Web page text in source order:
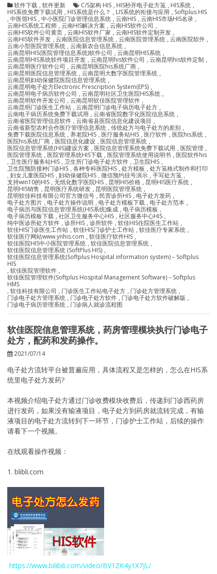
软件下载 , 软件更新 C/S架构 HIS , HIS秒开电子处方笺 , HIS系统 ,
HIS系统免费下载试用 , HIS系统是什么？ , LIS系统的衔接与应用 , Softplus HIS
, 中医馆HIS , 中小医院门诊管理信息系统 , 云南HIS , 云南HIS市场HIS名录 ,
云南HIS系统工程师 , 云南HIS解决方案 , 云南HIS软件公司 ,
云南HIS软件公司黄页 , 云南HIS软件厂家 , 云南HIS软件定制开发 ,
云南HIS软件开发 , 云南医院信息管理系统 , 云南医院管理系统 , 云南医院软件 ,
云南小型医院管理系统 , 云南新农合信息系统 ,
云南昆明HIS(医院管理信息系统)软件公司 , 云南昆明HIS系统 ,
云南昆明HIS系统软件项目开发 , 云南昆明his软件公司 , 云南昆明his软件定制 ,
云南昆明医疗软件公司 , 云南昆明医院his系统厂商 ,
云南昆明医院信息管理系统 , 云南昆明大数字医院管理系统 ,
云南昆明妇幼保健院医院信息管理系统 ,
云南昆明电子处方Electronic Prescription System(EPS) ,
云南昆明电子病历软件公司 , 云南昆明社区卫生医院HIS系统 ,
云南昆明软件开发公司 , 云南昆明软佳医院管理软件 ,
云南昆明门诊医生工作站 , 云南昆明门诊电子病历电子处方 ,
云南电子病历系统免费下载试用 , 云南省医院数字化医院信息系统 ,
云南省医院管理信息软件 , 云南省县医院信息化建设项目 ,
云南省新型农村合作医疗管理信息系统 , 传统处方与电子处方的差别 ,
免费下载医院信息系统 , 养老院HIS , 医疗服务站HIS , 医疗软件 , 医院his系统 ,
医院his系统厂商 , 医院信息化建设 , 医院信息管理系统 ,
医院信息管理系统(HIS)建设方案 , 医院信息管理系统免费下载试用 , 医院管理 ,
医院管理系统 , 医院管理系统HIS下载 , 医院管理系统使用说明书 , 医院软件his
, 卫生医疗服务站HIS , 卫生所门诊电子处方软件 , 卫生院HIS ,
卫生院预防接种门诊HIS , 各种专科医院HIS , 处方模板 , 处方笺格式制作和打印
, 妇女儿童医院HIS , 妇幼保健院HIS , 微信预约挂号演示 , 手写处方笺 ,
支持win10的HIS , 无纸化数字医院HIS , 昆明HIS价格 , 昆明HIS医疗系统 ,
昆明HIS销售 , 昆明医疗系统研发 , 昆明医院管理系统 ,
昆明软佳科技有限公司官方微信号 , 民营诊所HIS , 电子处方发药 ,
电子处方图片 , 电子处方操作说明 , 电子处方模板下载 , 电子处方范本 ,
电子病历与医院信息管理系统(HIS系统)集成 , 电子病历模板 ,
电子病历模板下载 , 社区卫生服务中心HIS , 社区服务中心HIS ,
纯中医诊所处方软件 , 诊所HIS , 诊所软件 , 软佳HIS住院医生工作站 ,
软佳HIS门诊医生工作站 , 软佳HIS门诊护士工作站 , 软佳医疗专家系统 ,
软佳医疗网站www.ynhis.com , 软佳医疗软件HIS ,
软佳医院HIS中小医院管理系统 , 软佳医院信息管理系统 ,
软佳医院信息管理系统 (SoftPlus HIS) ,
软佳医院信息管理系统(Softplus Hospital information system) – Softplus
HIS
, 软佳医院管理软件 ,
软佳医院管理软件(Softplus Hospital Management Software) – Softplus
HMS
, 软佳科技有限公司 , 门诊医生工作站电子处方 , 门诊处方管理系统 ,
门诊电子处方管理系统 , 门诊电子处方软件 , 门诊电子处方软件破解版 ,
门诊电子病历管理系统 , 门诊病人就诊流程图
软佳医院信息管理系统，药房管理模块执行门诊电子
处方，配药和发药操作。
2021/07/14
电子处方流转平台被普遍应用，具体流程又是怎样的，怎么在HIS系
统里电子处方发药?
本视频介绍电子处方通过门诊收费模块收费后，传递到门诊西药房
进行发药，如果没有输液项目，电子处方到药房就流转完成，有输
液项目的电子处方流转到下一环节，门诊护士工作站，后续的操作
请看下一个视频。
在线观看操作视频：
1. blibli.com
https://www.bilibili.com/video/BV1ZK4y1X7JL/